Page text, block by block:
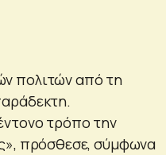
πολιτών από τη
τρόπο την
πρόσθεσε, σύμφωνα